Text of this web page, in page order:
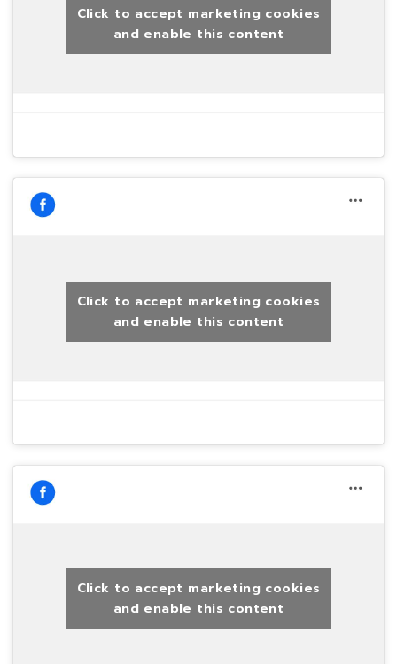
Click to accept marketing cookies
and enable this content
Click to accept marketing cookies
and enable this content
Click to accept marketing cookies
and enable this content